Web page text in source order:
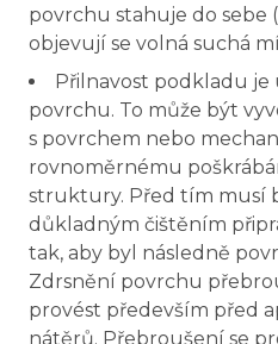
povrchu stahuje do sebe
objevují se volná suchá
Přilnavost podkladu
povrchu. To může být
s povrchem nebo
rovnoměrnému
struktury. Před tím musí
důkladným čištěním
tak, aby byl následně
Zdrsnění povrchu
provést především před
nátěrů. Přebroušení se